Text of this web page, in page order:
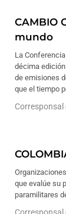
CAMBIO
mundo
La
décima
de emisiones
que el tiempo
Corresponsal
que evalúe su
paramilitares